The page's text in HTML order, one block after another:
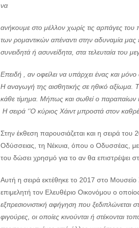
να
ανήκουμε στο μέλλον χωρίς τις αρπάγες του
των ρομαντικών απέναντι στην αδυναμία
συνειδητά ή ασυνείδητα, στα τελευταία του
Επειδή , αν οφείλει να υπάρχει ένας και
Η αναγωγή της αισθητικής σε ηθικό αξίωμα.
κάθε τίμημα. Μήπως και σωθεί ο παραπαίων
Η σειρά ‘’Ο κύριος Χάιντ μπροστά στον
Στην έκθεση παρουσιάζεται και η σειρά
Οδύσσειας, τη Νέκυια, όπου ο Οδυσσέας, με
του δώσει χρησμό για το αν θα επιστρέψει
Αυτή η σειρά εκτέθηκε το 2017 στο
επιμελητή τον Ελευθέριο Οικονόμου ο
εξπρεσιονιστική αφήγηση που
φιγούρες, οι οποίες κινούνται ή στέκονται